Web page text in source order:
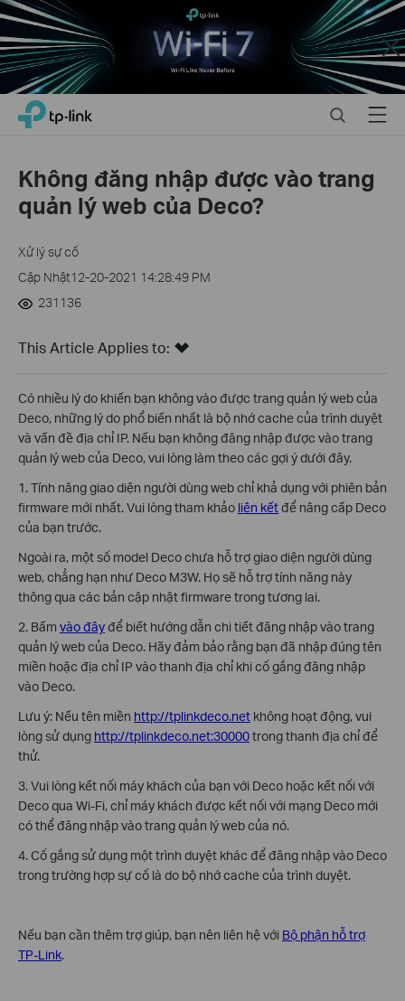
Close
Click
navigation
TP-Link, Reliably Smart SearchMenu
Không đăng nhập được vào trang
quản lý web của Deco?
Xử lý sự cố
Cập Nhật12-20-2021 14:28:49 PM
231136
This Article Applies to:
Có nhiều lý do khiến bạn không vào được trang quản lý web của
Deco, những lý do phổ biến nhất là bộ nhớ cache của trình duyệt
và vấn đề địa chỉ IP. Nếu bạn không đăng nhập được vào trang
quản lý web của Deco, vui lòng làm theo các gợi ý dưới đây.
1. Tính năng giao diện người dùng web chỉ khả dụng với phiên bản
firmware mới nhất. Vui lòng tham khảo liên kếtđể nâng cấp Deco
của bạn trước.
Ngoài ra, một số model Deco chưa hỗ trợ giao diện người dùng
web, chẳng hạn như Deco M3W. Họ sẽ hỗ trợ tính năng này
thông qua các bản cập nhật firmware trong tương lai.
2. Bấm vào đâyđể biết hướng dẫn chi tiết đăng nhập vào trang
quản lý web của Deco. Hãy đảm bảo rằng bạn đã nhập đúng tên
miền hoặc địa chỉ IP vào thanh địa chỉ khi cố gắng đăng nhập
vào Deco.
Lưu ý: Nếu tên miền http://tplinkdeco.net không hoạt động, vui
lòng sử dụng http://tplinkdeco.net:30000trong thanh địa chỉ để
thử.
3. Vui lòng kết nối máy khách của bạn với Deco hoặc kết nối với
Deco qua Wi-Fi, chỉ máy khách được kết nối với mạng Deco mới
có thể đăng nhập vào trang quản lý web của nó.
4. Cố gắng sử dụng một trình duyệt khác để đăng nhập vào Deco
trong trường hợp sự cố là do bộ nhớ cache của trình duyệt.
Nếu bạn cần thêm trợ giúp, bạn nên liên hệ với Bộ phận hỗ trợ
TP-Link.